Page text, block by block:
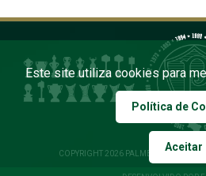
COPYRIGHT 2026 PALMEIRAS. TODOS
Este site utiliza cookies para
Política de
Aceitar